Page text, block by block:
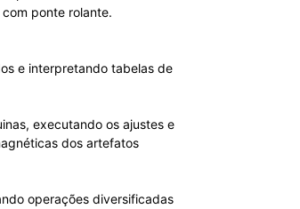
ponte rolante.
e interpretando tabelas de
executando os ajustes e
dos artefatos
operações diversificadas